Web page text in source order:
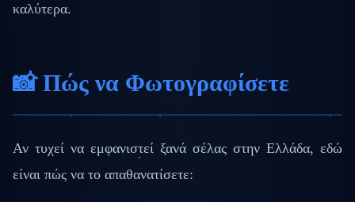
καλύτερα.
📸 Πώς να Φωτογραφίσετε
Αν τυχεί να εμφανιστεί ξανά σέλας στην Ελλάδα, εδώ
είναι πώς να το απαθανατίσετε: